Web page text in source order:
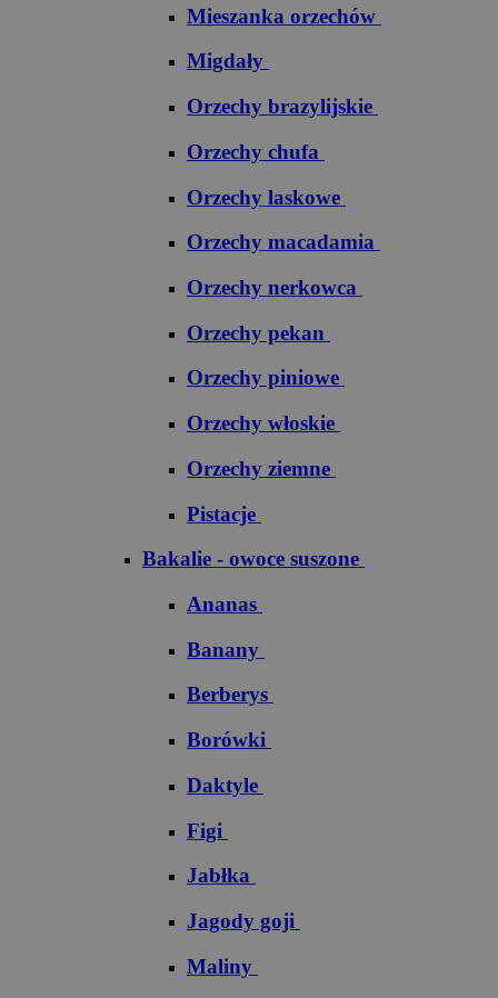
Mieszanka orzechów
Migdały
Orzechy brazylijskie
Orzechy chufa
Orzechy laskowe
Orzechy macadamia
Orzechy nerkowca
Orzechy pekan
Orzechy piniowe
Orzechy włoskie
Orzechy ziemne
Pistacje
Bakalie - owoce suszone
Ananas
Banany
Berberys
Borówki
Daktyle
Figi
Jabłka
Jagody goji
Maliny